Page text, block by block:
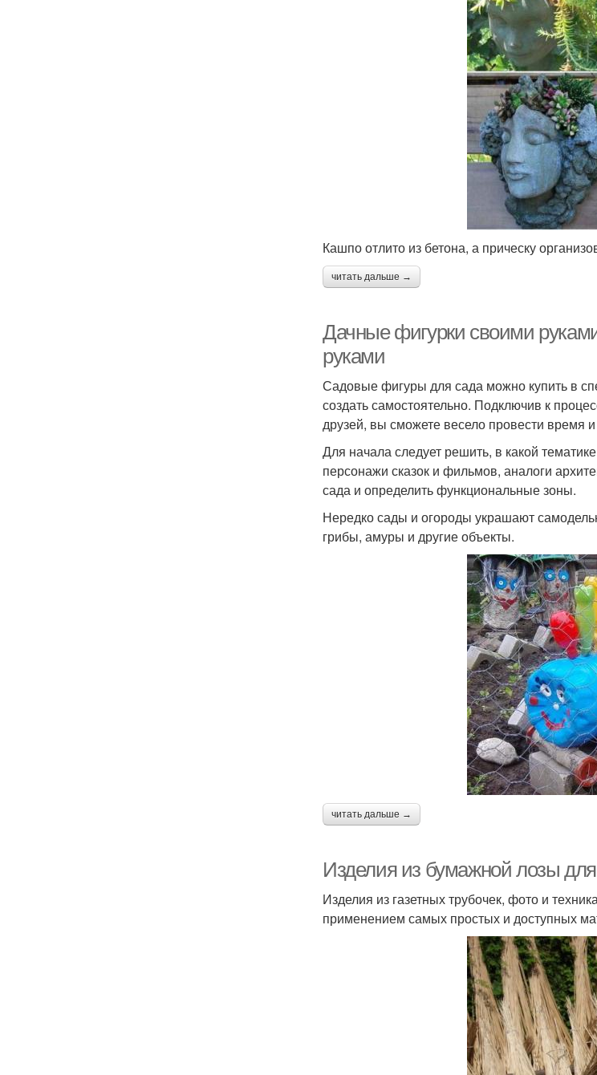
Кашпо отлито из бетона, а прическу
читать дальше →
Дачные фигурки своими
руками
Садовые фигуры для сада можно купить в
создать самостоятельно. Подключив к
друзей, вы сможете весело провести время
Для начала следует решить, в какой
персонажи сказок и фильмов, аналоги
сада и определить функциональные зоны.
Нередко сады и огороды украшают
грибы, амуры и другие объекты.
читать дальше →
Изделия из бумажной лозы
Изделия из газетных трубочек, фото и
применением самых простых и доступных